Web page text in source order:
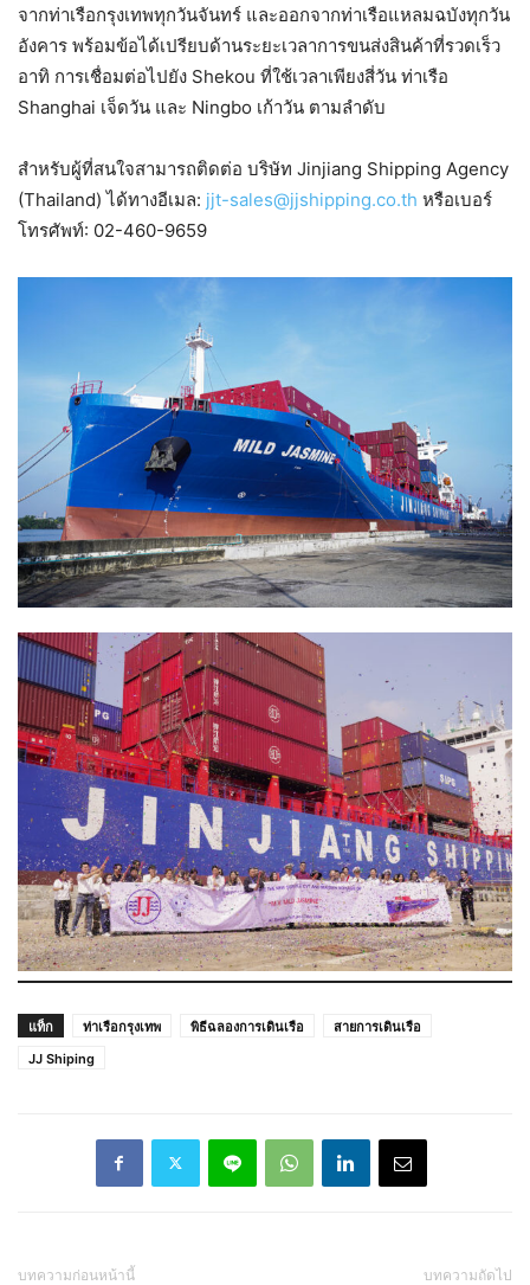
จากท่าเรือกรุงเทพทุกวันจันทร์ และออกจากท่าเรือแหลมฉบังทุกวัน
อังคาร พร้อมข้อได้เปรียบด้านระยะเวลาการขนส่งสินค้าที่รวดเร็ว
อาทิ การเชื่อมต่อไปยัง Shekou ที่ใช้เวลาเพียงสี่วัน ท่าเรือ
Shanghai เจ็ดวัน และ Ningbo เก้าวัน ตามลำดับ
สำหรับผู้ที่สนใจสามารถติดต่อ บริษัท Jinjiang Shipping Agency
(Thailand) ได้ทางอีเมล: jjt-sales@jjshipping.co.th หรือเบอร์
โทรศัพท์: 02-460-9659
แท็ก ท่าเรือกรุงเทพ พิธีฉลองการเดินเรือ
สายการเดินเรือ
JJ Shiping
บทความก่อนหน้านี้ บทความถัดไป